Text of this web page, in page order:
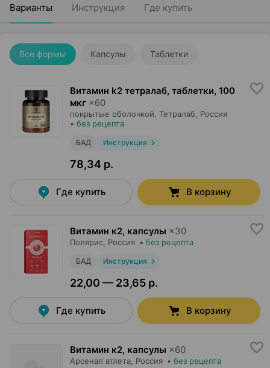
Варианты Инструкция Где купить
Все формы Капсулы Таблетки
Витамин k2 тетралаб, таблетки, 100
мкг ×60
покрытые оболочкой, Тетралаб , Россия
• без рецепта
БАД Инструкция
78,34 р.
Где купить В корзину
Витамин к2, капсулы ×30
Полярис , Россия • без рецепта
БАД Инструкция
22,00 — 23,65 р.
Где купить В корзину
Витамин к2, капсулы ×60
Арсенал атлета , Россия • без рецепта